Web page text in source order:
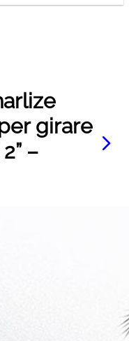
girare
–